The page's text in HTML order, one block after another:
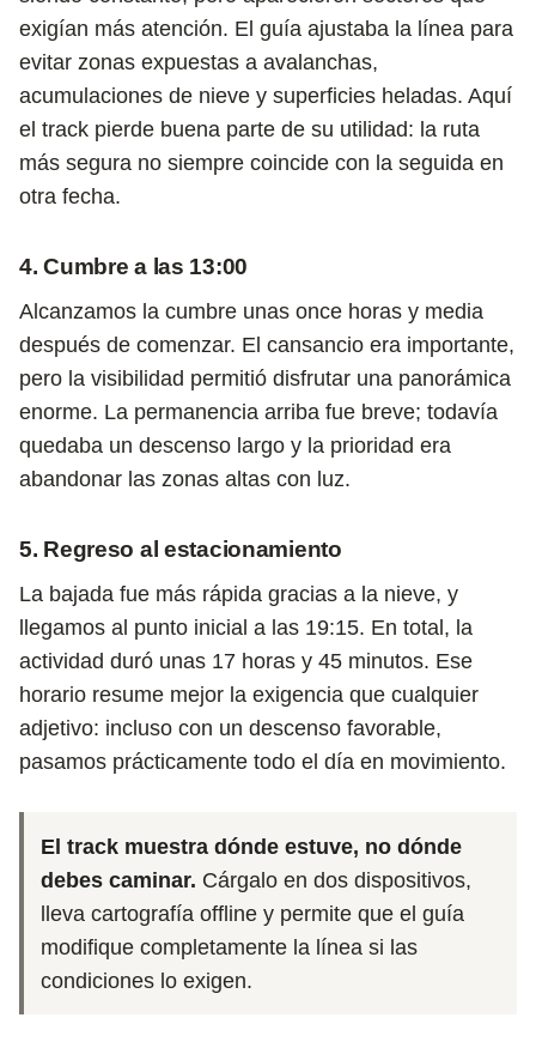
exigían más atención. El guía ajustaba la línea para
evitar zonas expuestas a avalanchas,
acumulaciones de nieve y superficies heladas. Aquí
el track pierde buena parte de su utilidad: la ruta
más segura no siempre coincide con la seguida en
otra fecha.
4. Cumbre a las 13:00
Alcanzamos la cumbre unas once horas y media
después de comenzar. El cansancio era importante,
pero la visibilidad permitió disfrutar una panorámica
enorme. La permanencia arriba fue breve; todavía
quedaba un descenso largo y la prioridad era
abandonar las zonas altas con luz.
5. Regreso al estacionamiento
La bajada fue más rápida gracias a la nieve, y
llegamos al punto inicial a las 19:15. En total, la
actividad duró unas 17 horas y 45 minutos. Ese
horario resume mejor la exigencia que cualquier
adjetivo: incluso con un descenso favorable,
pasamos prácticamente todo el día en movimiento.
El track muestra dónde estuve, no dónde
debes caminar. Cárgalo en dos dispositivos,
lleva cartografía offline y permite que el guía
modifique completamente la línea si las
condiciones lo exigen.